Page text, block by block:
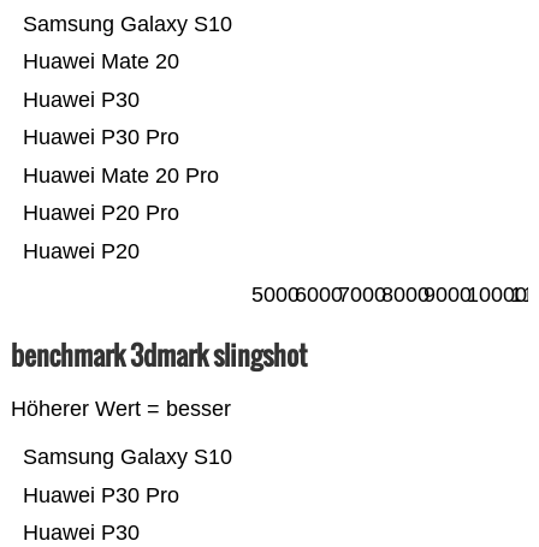
Huawei P20
Huawei P20 Pro
Huawei Mate 20 Pro
Huawei P30 Pro
Huawei P30
Huawei Mate 20
Samsung Galaxy S10
5000600070008000900010000
benchmark 3dmark slingshot
Höherer Wert = besser
Huawei P30
Huawei P30 Pro
Samsung Galaxy S10